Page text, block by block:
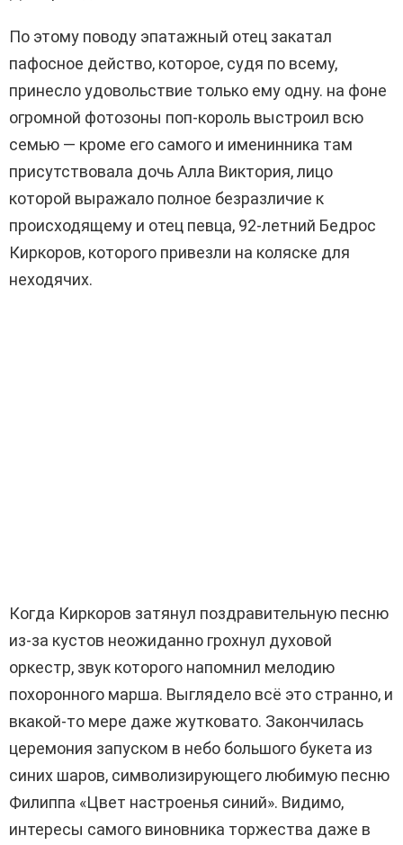
По этому поводу эпатажный отец закатал
пафосное действо, которое, судя по всему,
принесло удовольствие только ему одну. на фоне
огромной фотозоны поп-король выстроил всю
семью — кроме его самого и именинника там
присутствовала дочь Алла Виктория, лицо
которой выражало полное безразличие к
происходящему и отец певца, 92-летний Бедрос
Киркоров, которого привезли на коляске для
неходячих.
Когда Киркоров затянул поздравительную песню
из-за кустов неожиданно грохнул духовой
оркестр, звук которого напомнил мелодию
похоронного марша. Выглядело всё это странно, и
вкакой-то мере даже жутковато. Закончилась
церемония запуском в небо большого букета из
синих шаров, символизирующего любимую песню
Филиппа «Цвет настроенья синий». Видимо,
интересы самого виновника торжества даже в